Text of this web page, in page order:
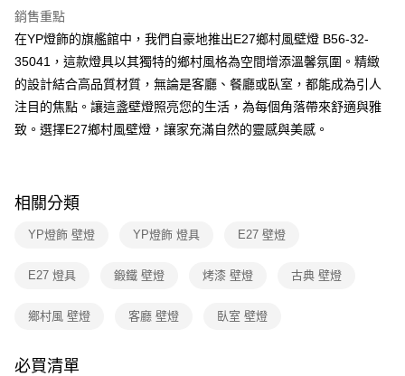
全盈+PAY
AFTEE先享後付
相關說明
【關於「AFTEE先享後付」】
AFTEE先享後付是「在收到商品之後才付款」的支付方式。 讓您購物簡單
便利好安心！
１．於結帳方式選擇「AFTEE先享後付」後，將跳轉至「AFTEE先享後付」
２．訂單成立數日內，您將收到繳費通知簡訊。
３．收到繳費通知簡訊後14天內，點擊此簡訊中的連結，可透過四大超商／
※ 請注意：結帳手續完成當下不需立刻繳費，但若您需要取消訂單，請聯絡
※ 交易是否成功請以「AFTEE先享後付 」之結帳頁面顯示為準，若有關於
新竹貨運宅配
銷售重點
在YP燈飾的旗艦館中，我們自豪地推出E27鄉村風壁燈 B56-32-
35041，這款燈具以其獨特的鄉村風格為空間增添溫馨氛圍。精緻
的設計結合高品質材質，無論是客廳、餐廳或臥室，都能成為引人
注目的焦點。讓這盞壁燈照亮您的生活，為每個角落帶來舒適與雅
致。選擇E27鄉村風壁燈，讓家充滿自然的靈感與美感。
相關分類
YP燈飾 壁燈 YP燈飾 燈具 E27 壁燈
E27 燈具 鍛鐵 壁燈 烤漆 壁燈 古典 壁燈
鄉村風 壁燈 客廳 壁燈 臥室 壁燈
必買清單